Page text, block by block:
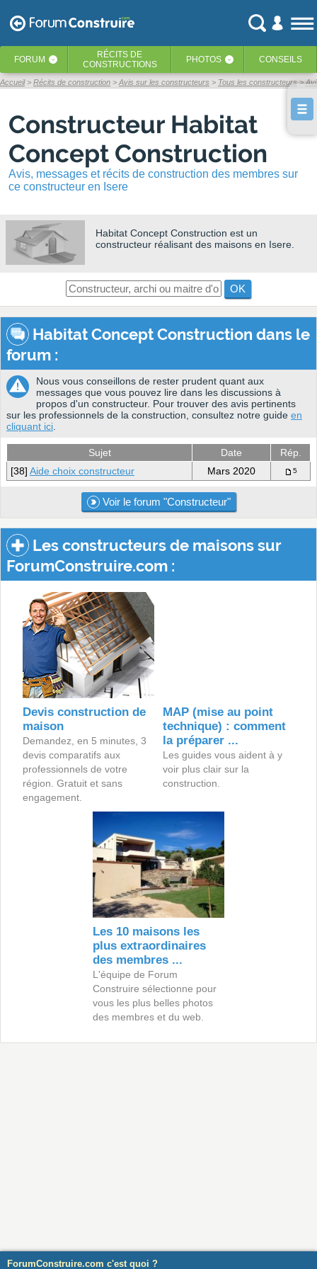
FORUM ‹ RÉCITS DE
CONSTRUCTIONS
PHOTOS ‹ CONSEILS
Accueil Récits de construction Avis sur les constructeurs Tous les constructeurs
Constructeur Habitat
Concept Construction
Avis, messages et récits de construction des membres sur
ce constructeur en Isere
Habitat Concept Construction est un
constructeur réalisant des maisons en Isere.
OK
Habitat Concept Construction dans le
forum :
Nous vous conseillons de rester prudent quant aux
messages que vous pouvez lire dans les discussions à
propos d'un constructeur. Pour trouver des avis pertinents
sur les professionnels de la construction, consultez notre guide en
cliquant ici
Sujet Date
Rép.
[38] Aide choix constructeur Mars 2020 5
Voir le forum "Constructeur"
Les constructeurs de maisons sur
ForumConstruire.com :
Devis construction de
maison
Demandez, en 5 minutes, 3
devis comparatifs aux
professionnels de votre
région. Gratuit et sans
engagement.
MAP (mise au point
technique) : comment
la préparer ...
Les guides vous aident à y
voir plus clair sur la
construction.
Les 10 maisons les
plus extraordinaires
des membres ...
L'équipe de Forum
Construire sélectionne pour
vous les plus belles photos
des membres et du web.
ForumConstruire.com c'est quoi ?